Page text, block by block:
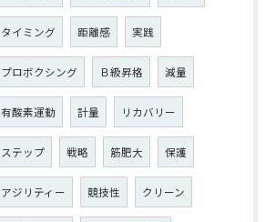
タイミング 距離感 実践
プロボクシング Ｂ級昇格 減量
有酸素運動 計量 リカバリー
ステップ 戦略 筋肥大 保護
アジリティー 競技性 クリーン